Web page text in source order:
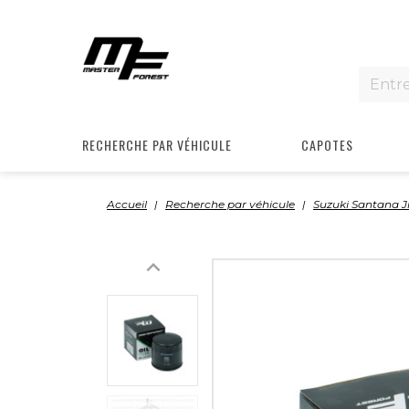
RECHERCHE PAR VÉHICULE CAPOTES
Accueil Recherche par véhicule Suzuki Santana
